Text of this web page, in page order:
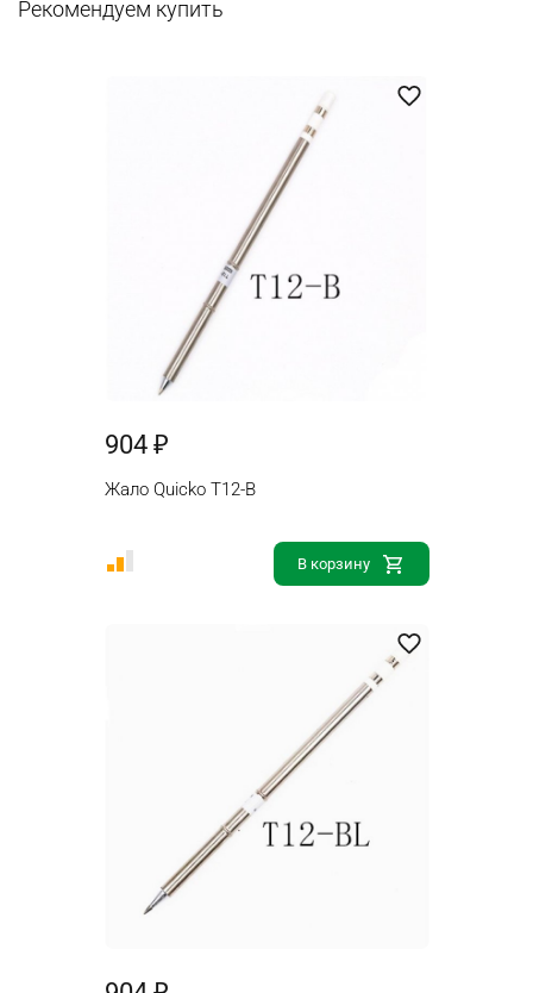
Рекомендуем купить
904 ₽
Жало Quicko T12-B
В корзину